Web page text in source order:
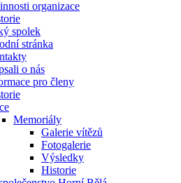
organizace
spolek
stránka
o nás
pro členy
Memoriály
Galerie vítězů
Fotogalerie
Výsledky
Historie